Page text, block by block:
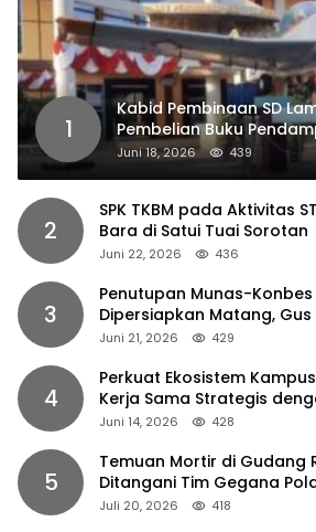
1
Kabid Pembinaan SD
Pembelian Buku
Dipaksakan
Juni 18, 2026 439
2
SPK TKBM pada Aktivitas
Bara di Satui Tuai Sorotan
Juni 22, 2026 436
3
Penutupan Munas-
Dipersiapkan Matang,
Juni 21, 2026 429
4
Perkuat Ekosistem
Kerja Sama Strategis
Juni 14, 2026 428
5
Temuan Mortir di Gudang
Ditangani Tim Gegana
Juli 20, 2026 418